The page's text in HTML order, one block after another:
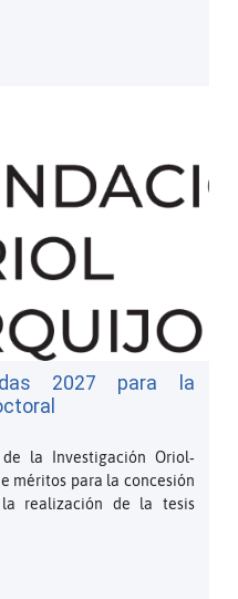
2027 para la
la Investigación Oriol‐
méritos para la concesión
realización de la tesis